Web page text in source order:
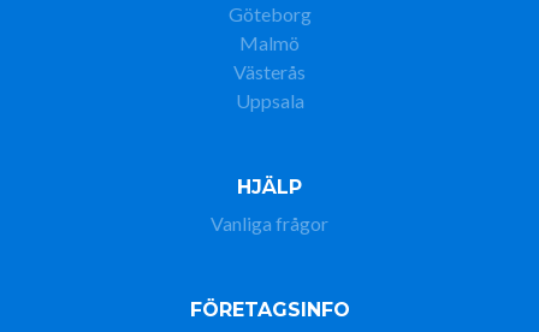
Göteborg
Malmö
Västerås
Uppsala
HJÄLP
Vanliga frågor
FÖRETAGSINFO